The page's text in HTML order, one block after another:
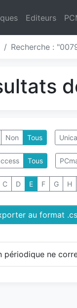
Editeurs
Recherche :
Non Tous
Tous
C D E F G H
au format
périodique ne